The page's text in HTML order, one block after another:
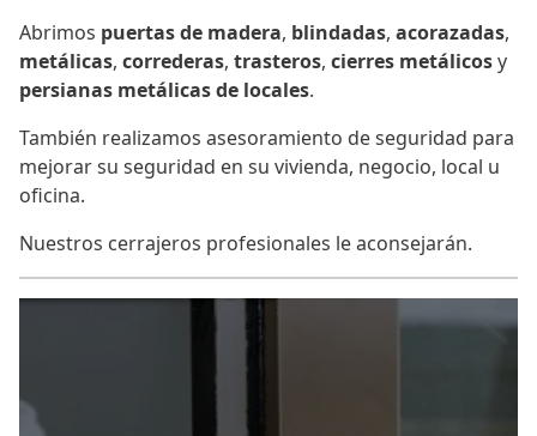
Abrimos puertas de madera, blindadas, acorazadas,
metálicas, correderas, trasteros, cierres metálicosy
persianas metálicas de locales.
También realizamos asesoramiento de seguridad para
mejorar su seguridad en su vivienda, negocio, local u
oficina.
Nuestros cerrajeros profesionales le aconsejarán.